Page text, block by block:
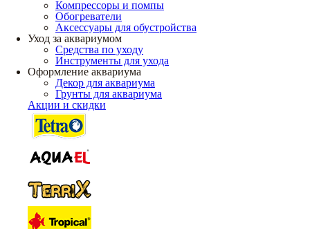
Компрессоры и помпы
Обогреватели
Аксессуары для обустройства
Уход за аквариумом
Средства по уходу
Инструменты для ухода
Оформление аквариума
Декор для аквариума
Грунты для аквариума
Акции и скидки